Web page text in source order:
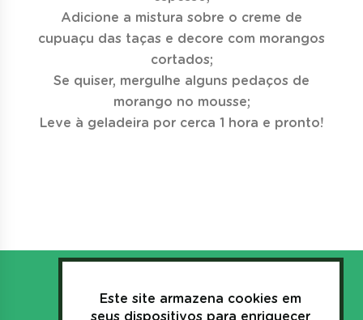
Adicione a mistura sobre o creme de
cupuaçu das taças e decore com morangos
cortados;
Se quiser, mergulhe alguns pedaços de
morango no mousse;
Leve à geladeira por cerca 1 hora e pronto!
Este site armazena cookies em
seus dispositivos para enriquecer